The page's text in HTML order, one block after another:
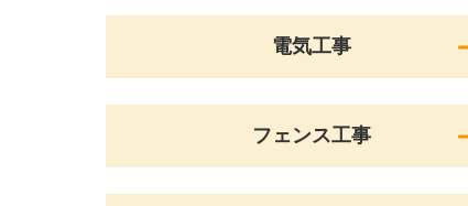
電気工事
フェンス工事